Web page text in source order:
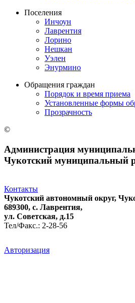
Поселения
Инчоун
Лаврентия
Лорино
Нешкан
Уэлен
Энурмино
Обращения граждан
Порядок и время приема
Установленные формы
Прозрачность
©
Администрация
Чукотский муниципальный
Контакты
Чукотский автономный округ,
689300, с. Лаврентия,
ул. Советская, д.15
Тел/Факс.: 2-28-56
Авторизация